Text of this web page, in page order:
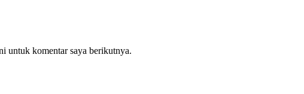
untuk komentar saya berikutnya.